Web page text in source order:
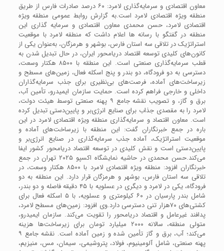
معاون اقتصادی و سرمایه‌گذاری لامرد: ۶۰ درصد صادرات فارس از طریق
منطقه ویژه اقتصادی لامرد است.به گزارش روابط عمومی منطقه ویژه
اقتصادی لامرد، حسن محمدی معاون اقتصادی و سرمایه گذاری این
منطقه در گفتگو با رسانه ها اعلام داشت که منطقه لامرد با موقعیت
استراتژیک در تلاقی سه استان فارس، بوشهر و هرمزگان، به‌عنوان یکی از
کانون‌های کلیدی توسعه اقتصاد دریا‌محور ایران، در حال تبدیل شدن به
قطب سرمایه‌گذاری صنعتی است. این منطقه با ۸۵۰۰ هکتار وسعت،
دسترسی به دو فرودگاه، دو بندر و پنج اسکله فعال، زمین‌های مسطح و
زیرساخت‌های آماده، فرصت‌های بی‌نظیری برای جذب سرمایه‌گذاران
داخلی و خارجی فراهم کرده است. حمایت سازمان ایمیدرو، تأمین آب،
برق و گاز، و تصویب نقشه جامع ۹ پهنه صنعتی توسط هیئت دولت،
لامرد را به مقصدی جذاب برای صنایع انرژی‌بر و پایین‌دستی تبدیل کرده
است. معاون اقتصاد و سرمایه‌گذاری منطقه ویژه اقتصادی لامرد در این
باره در جمع خبرنگاران گفت: این منطقه با زیرساخت‌های آماده و
موقعیت استراتژیک، آماده جذب سرمایه‌گذاری در صنایع انرژی‌بر و
پایین‌دستی است و نقش کلیدی در توسعه اقتصاد دریا‌محور کشور ایفا
می‌کند.حسن محمدی در حاشیه نمایشگاه اکسپو ۲۰۲۵ تهران در جمع
خبرنگاران افزود: منطقه ویژه اقتصادی لامرد با ۸۵۰۰ هکتار وسعت، در
تلاقی سه استان فارس، بوشهر و هرمزگان قرار دارد. این منطقه به دو
فرودگاه، یکی در لامرد و دیگری در عسلویه با ۴۵ دقیقه فاصله و دو بندر،
شامل بندر پارسیان در ۶۰ کیلومتری و عسلویه، با ۵ اسکله فعال برای
کشتی‌های ۷۰هزار تنی دسترسی دارد.وی افزود: زمین‌های مسطح لامرد،
پدافند غیرعامل و اقتصاد دریا‌محور را تقویت می‌کند. سازمان ایمیدرو،
متولی منطقه، سالانه ۲۰۰۰ میلیارد تومان برای زیرساخت‌ها هزینه
می‌کند؛ آب، برق و گاز تأمین شده و زمین آماده است. نقشه جامع ۹
پهنه صنعتی، شامل آلومینیوم، فولاد، پتروشیمی، سیمان، مس، منیزیم،